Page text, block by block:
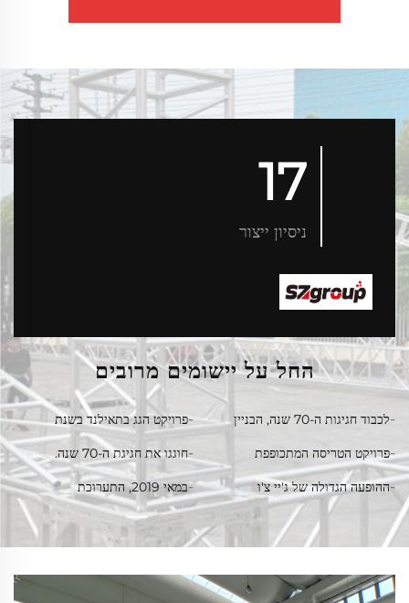
17
ניסיון ייצור
החל על יישומים מרובים
לכבוד חגיגות ה-70 שנה, הבניין
טיאנאנמן
פרויקט הגג בתאילנד בשנת
פרויקט הטריסה המתכופפת
בקשתית בפליז סעודית בשנת
2023
חוגגו את חגיגת ה-70 שנה.
הפלוט של יונאן (עם שן פיל)
ההופעה הגדולה של ג'יי צ'ו
פרויקט הגג הגדול
במאי 2019, התערוכת
הבינלאומית לגזענים בבייג'ינג